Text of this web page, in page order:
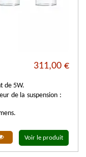
311,00 €
de 5W.
de la suspension :
Voir le produit